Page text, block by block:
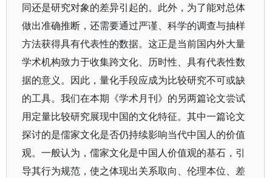
同还是研究对象的差异引起的。此外，为了能对总体
做出准确推断，还需要通过严谨、科学的调查与抽样
方法获得具有代表性的数据。这正是当前国内外大量
学术机构致力于收集跨文化、历时性、具有代表性数
据的意义。因此，量化手段应成为比较研究不可或缺
的工具。我们在本期《学术月刊》的另两篇论文尝试
用定量比较研究展现中国的文化特征。其中一篇论文
探讨的是儒家文化是否仍持续影响当代中国人的价值
观。一般认为，儒家文化是中国人价值观的基石，引
导其行为规范，使之体现出关系取向、伦理本位、差